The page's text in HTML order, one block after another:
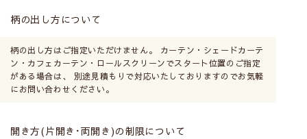
柄の出し方について
柄の出し方はご指定いただけません。 カーテン・シェードカーテ
ン・カフェカーテン・ロールスクリーンでスタート位置のご指定
がある場合は、 別途見積もりで対応いたしておりますのでお気軽
にお問い合わせください。
開き方(片開き･両開き)の制限について